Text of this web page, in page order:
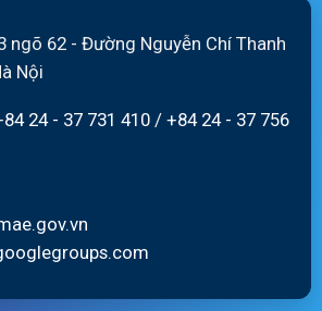
ngõ 62 - Đường Nguyễn Chí Thanh
Nội
24 - 37 731 410 / +84 24 - 37 756